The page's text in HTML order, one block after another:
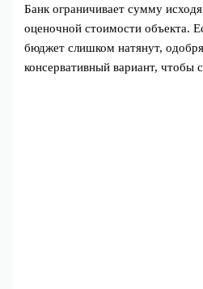
Банк ограничивает сумму
оценочной стоимости объекта.
бюджет слишком натянут,
консервативный вариант, чтобы